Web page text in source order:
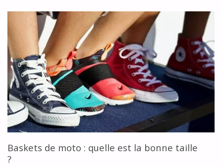
CROSS
:
QUELLE
EST
LA
BONNE
TAILLE
Baskets de moto : quelle est la bonne taille
?